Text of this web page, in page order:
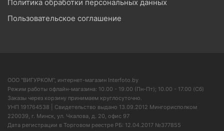
Политика обработки персональных данных
Пользовательское соглашение
ООО "ВИГУРКОМ", интернет-магазин Interfoto.by
Режим работы офлайн-магазина: 10.00 - 19.00 (Пн-Пт); 10.00 - 17.00 (Сб)
Заказы через корзину принимаем круглосуточно.
УНП 191764538 | Свидетельство выдано 13.09.2012 Мингорисполком
220039, г. Минск, ул. Чкалова, д. 20, офис 97
Дата регистрации в Торговом реестре РБ: 12.04.2017 №377855